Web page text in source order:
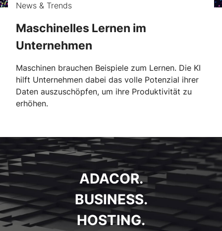
News & Trends
Maschinelles Lernen im
Unternehmen
Maschinen brauchen Beispiele zum Lernen. Die KI
hilft Unternehmen dabei das volle Potenzial ihrer
Daten auszuschöpfen, um ihre Produktivität zu
erhöhen.
ADACOR.
BUSINESS.
HOSTING.